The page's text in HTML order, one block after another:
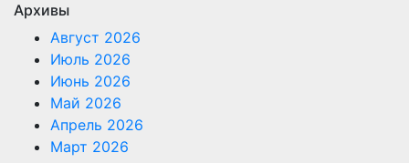
Архивы
Август 2026
Июль 2026
Июнь 2026
Май 2026
Апрель 2026
Март 2026